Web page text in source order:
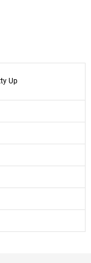
egy oldalon és
fogantyúval van
állítható
egy kódzáras
rendezéséhez.
cm.
Up